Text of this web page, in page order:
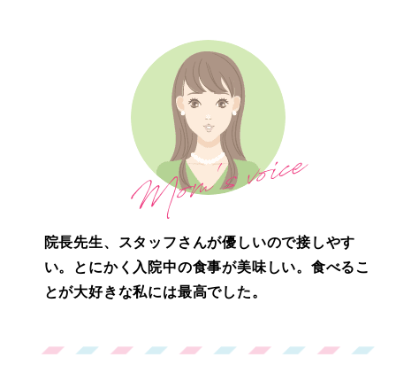
院長先生、スタッフさんが優しいので接しやす
い。とにかく入院中の食事が美味しい。食べるこ
とが大好きな私には最高でした。